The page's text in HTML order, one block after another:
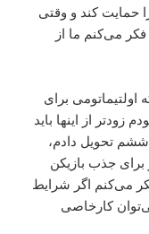
حمایت کند و وقتی
می‌کنم ما از
اولتیماتومی برای
زودتر از اینها باید
تحویل دادم،
برای جذب بازیکن
می‌کنم اگر شرایط
کارخاصی